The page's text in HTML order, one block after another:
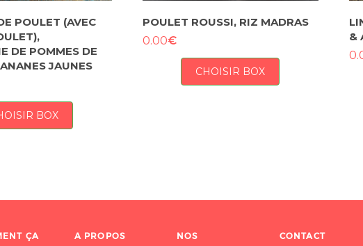
POULET (AVEC
DE POMMES DE
JAUNES
BOX
POULET ROUSSI, RIZ MADRAS
0.00€
CHOISIR BOX
&
ÇA
A PROPOS
NOS
CONTACT